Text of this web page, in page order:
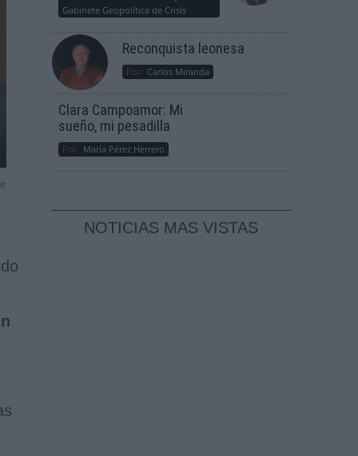
Gabinete Geopolítica de Crisis
Reconquista leonesa
Por Carlos Miranda
Clara Campoamor: Mi
sueño, mi pesadilla
Por María Pérez Herrero
NOTICIAS MAS VISTAS